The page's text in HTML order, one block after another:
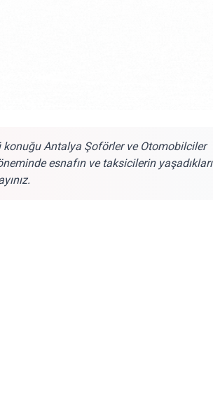
Antalya Şoförler ve Otomobilciler
esnafın ve taksicilerin yaşadıkları